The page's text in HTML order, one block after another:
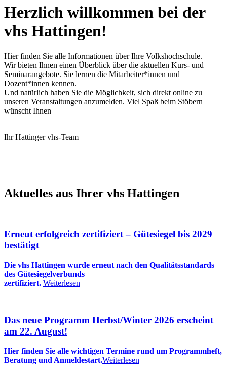
Herzlich willkommen bei der
vhs Hattingen!
Hier finden Sie alle Informationen über Ihre Volkshochschule.
Wir bieten Ihnen einen Überblick über die aktuellen Kurs- und
Seminarangebote. Sie lernen die Mitarbeiter*innen und
Dozent*innen kennen.
Und natürlich haben Sie die Möglichkeit, sich direkt online zu
unseren Veranstaltungen anzumelden. Viel Spaß beim Stöbern
wünscht Ihnen
Ihr Hattinger vhs-Team
Aktuelles aus Ihrer vhs Hattingen
Erneut erfolgreich zertifiziert – Gütesiegel bis 2029
bestätigt
Die vhs Hattingen wurde erneut nach den Qualitätsstandards
des Gütesiegelverbunds
zertifiziert. Weiterlesen
Das neue Programm Herbst/Winter 2026 erscheint
am 22. August!
Hier finden Sie alle wichtigen Termine rund um Programmheft,
Beratung und Anmeldestart.Weiterlesen